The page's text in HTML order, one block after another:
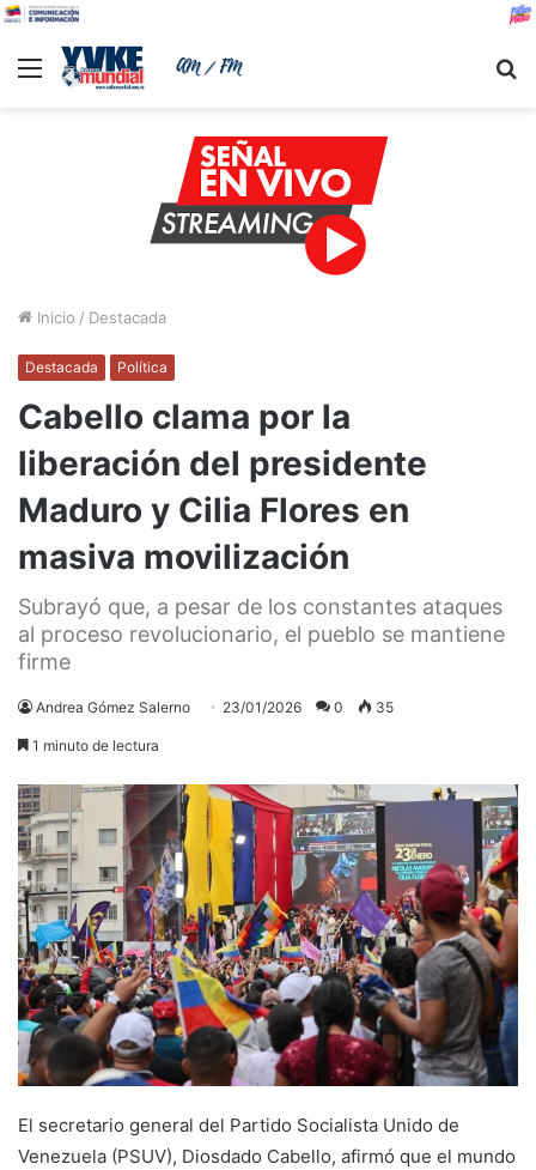
Menu
Inicio / Destacada
Destacada Política
Cabello clama por la
liberación del presidente
Maduro y Cilia Flores en
masiva movilización
Subrayó que, a pesar de los constantes ataques
al proceso revolucionario, el pueblo se mantiene
firme
Andrea Gómez Salerno 23/01/2026 0 35
1 minuto de lectura
El secretario general del Partido Socialista Unido de
Venezuela (PSUV), Diosdado Cabello, afirmó que el mundo